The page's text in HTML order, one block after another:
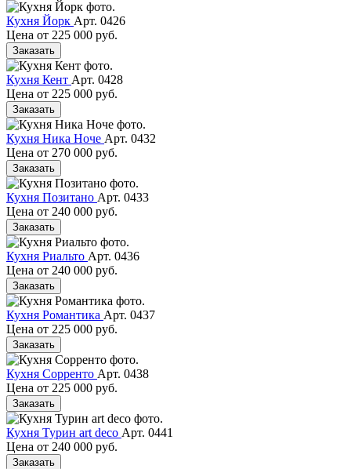
Кухня Йорк Арт. 0426
Цена от 225 000 руб.
Заказать
Кухня Кент Арт. 0428
Цена от 225 000 руб.
Заказать
Кухня Ника Ноче Арт. 0432
Цена от 270 000 руб.
Заказать
Кухня Позитано Арт. 0433
Цена от 240 000 руб.
Заказать
Кухня Риальто Арт. 0436
Цена от 240 000 руб.
Заказать
Кухня Романтика Арт. 0437
Цена от 225 000 руб.
Заказать
Кухня Сорренто Арт. 0438
Цена от 225 000 руб.
Заказать
Кухня Турин art deco Арт. 0441
Цена от 240 000 руб.
Заказать